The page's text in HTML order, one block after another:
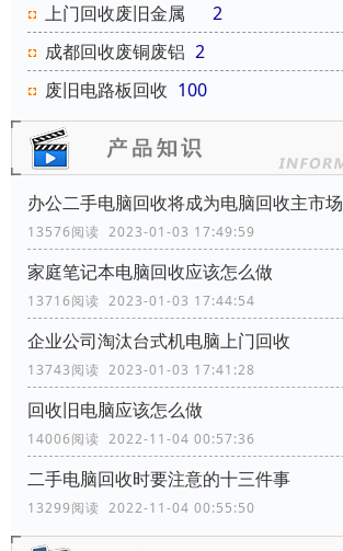
上门回收废旧金属
2
成都回收废铜废铝 2
废旧电路板回收 100
办公二手电脑回收将成为电脑回收主市场
13576阅读 2023-01-03 17:49:59
家庭笔记本电脑回收应该怎么做
13716阅读 2023-01-03 17:44:54
企业公司淘汰台式机电脑上门回收
13743阅读 2023-01-03 17:41:28
回收旧电脑应该怎么做
14006阅读 2022-11-04 00:57:36
二手电脑回收时要注意的十三件事
13299阅读 2022-11-04 00:55:50